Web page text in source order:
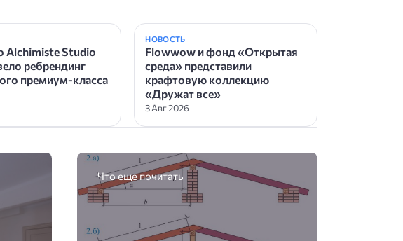
Alchimiste Studio
ребрендинг
премиум-класса
НОВОСТЬ
Flowwow и фонд «Открытая
среда» представили
крафтовую коллекцию
«Дружат все»
3 Авг 2026
Что еще почитать